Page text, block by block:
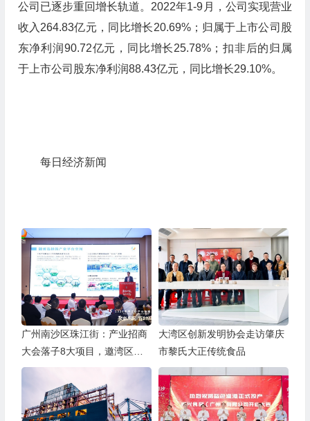
公司已逐步重回增长轨道。2022年1-9月，公司实现营业
收入264.83亿元，同比增长20.69%；归属于上市公司股
东净利润90.72亿元，同比增长25.78%；扣非后的归属
于上市公司股东净利润88.43亿元，同比增长29.10%。
每日经济新闻
广州南沙区珠江街：产业招商
大会落子8大项目，邀湾区客
商抢占“南沙站”红利
大湾区创新发明协会走访肇庆
市黎氏大正传统食品